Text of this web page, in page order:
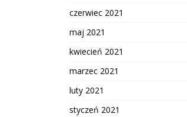
czerwiec 2021
maj 2021
kwiecień 2021
marzec 2021
luty 2021
styczeń 2021